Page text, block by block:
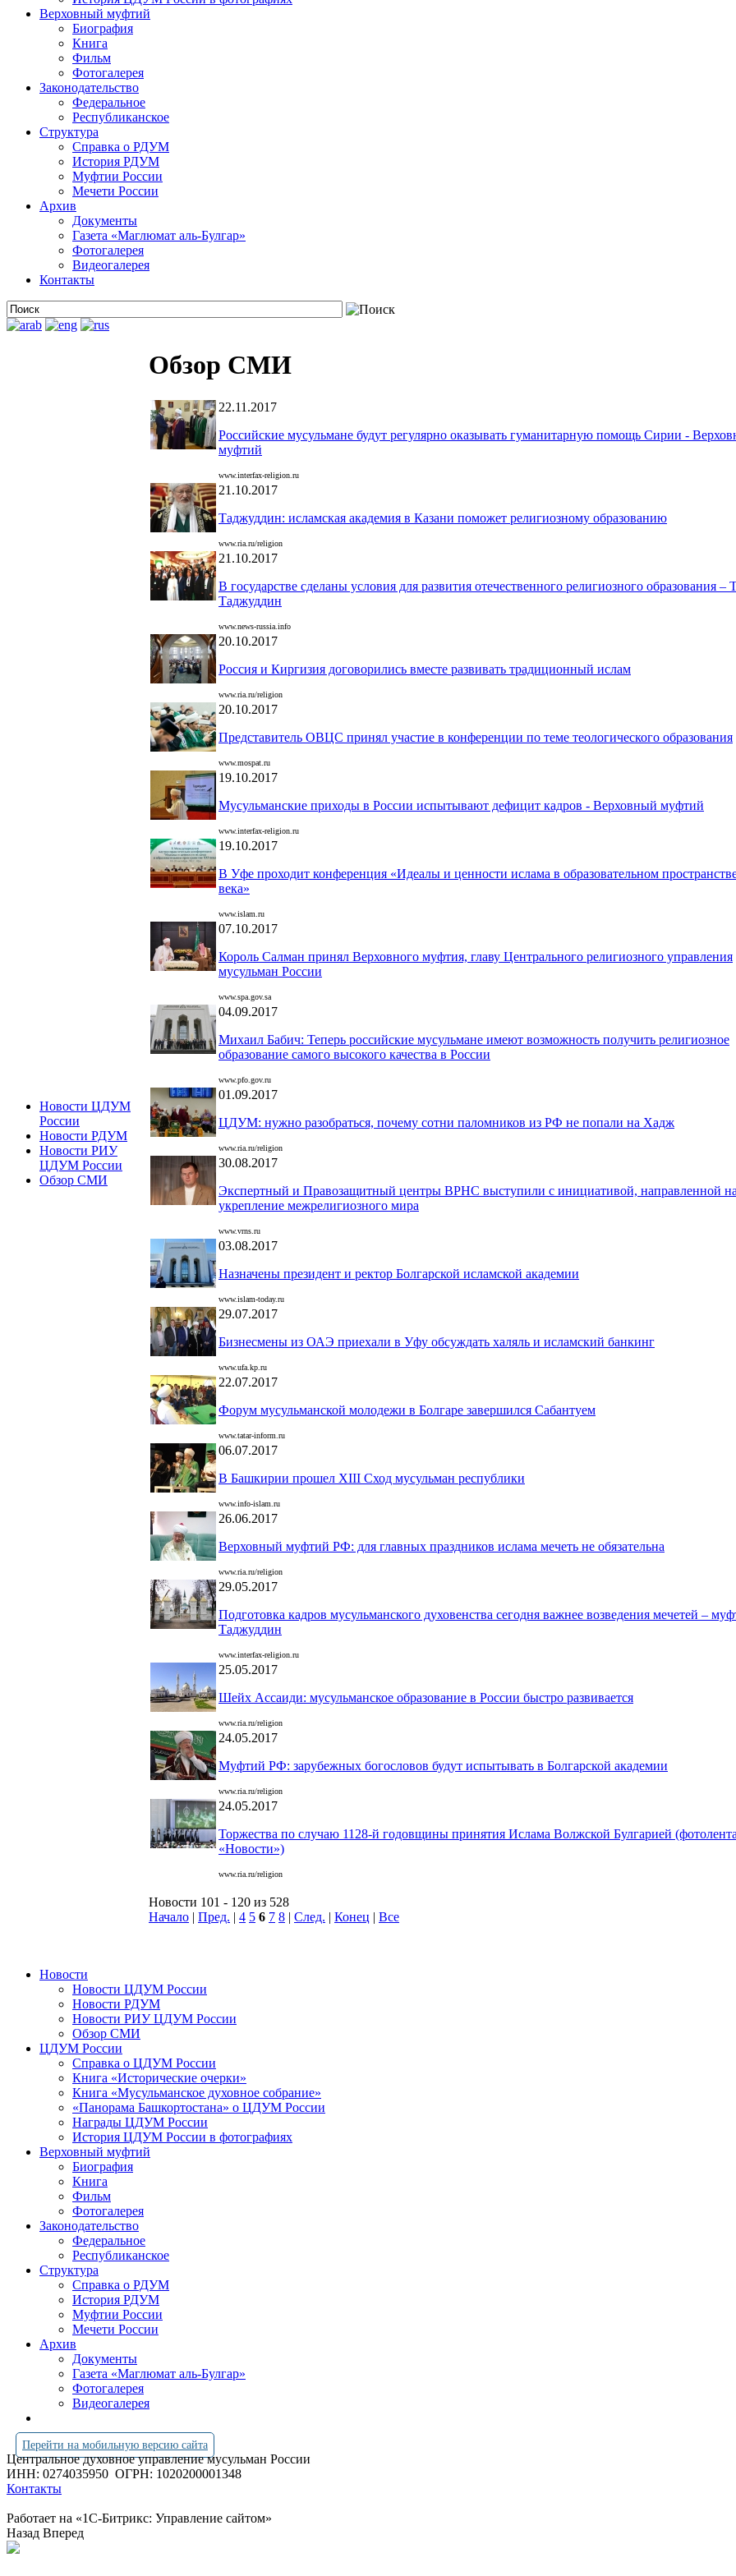
Верховный муфтий
Биография
Книга
Фильм
Фотогалерея
Законодательство
Федеральное
Республиканское
Структура
Справка о РДУМ
История РДУМ
Муфтии России
Мечети России
Архив
Документы
Газета «Маглюмат аль-Булгар»
Фотогалерея
Видеогалерея
Контакты
Новости ЦДУМ
России
Новости РДУМ
Новости РИУ
ЦДУМ России
Обзор СМИ
Обзор СМИ
22.11.2017
Российские мусульмане будут регулярно оказывать гуманитарную помощь Сирии -
муфтий
www.interfax-religion.ru
21.10.2017
Таджуддин: исламская академия в Казани поможет религиозному образованию
www.ria.ru/religion
21.10.2017
В государстве сделаны условия для развития отечественного религиозного образования –
Таджуддин
www.news-russia.info
20.10.2017
Россия и Киргизия договорились вместе развивать традиционный ислам
www.ria.ru/religion
20.10.2017
Представитель ОВЦС принял участие в конференции по теме теологического образования
www.mospat.ru
19.10.2017
Мусульманские приходы в России испытывают дефицит кадров - Верховный муфтий
www.interfax-religion.ru
19.10.2017
В Уфе проходит конференция «Идеалы и ценности ислама в образовательном
века»
www.islam.ru
07.10.2017
Король Салман принял Верховного муфтия, главу Центрального религиозного управления
мусульман России
www.spa.gov.sa
04.09.2017
Михаил Бабич: Теперь российские мусульмане имеют возможность получить религиозное
образование самого высокого качества в России
www.pfo.gov.ru
01.09.2017
ЦДУМ: нужно разобраться, почему сотни паломников из РФ не попали на Хадж
www.ria.ru/religion
30.08.2017
Экспертный и Правозащитный центры ВРНС выступили с инициативой, направленной на
укрепление межрелигиозного мира
www.vrns.ru
03.08.2017
Назначены президент и ректор Болгарской исламской академии
www.islam-today.ru
29.07.2017
Бизнесмены из ОАЭ приехали в Уфу обсуждать халяль и исламский банкинг
www.ufa.kp.ru
22.07.2017
Форум мусульманской молодежи в Болгаре завершился Сабантуем
www.tatar-inform.ru
06.07.2017
В Башкирии прошел XIII Сход мусульман республики
www.info-islam.ru
26.06.2017
Верховный муфтий РФ: для главных праздников ислама мечеть не обязательна
www.ria.ru/religion
29.05.2017
Подготовка кадров мусульманского духовенства сегодня важнее возведения мечетей –
Таджуддин
www.interfax-religion.ru
25.05.2017
Шейх Ассаиди: мусульманское образование в России быстро развивается
www.ria.ru/religion
24.05.2017
Муфтий РФ: зарубежных богословов будут испытывать в Болгарской академии
www.ria.ru/religion
24.05.2017
Торжества по случаю 1128-й годовщины принятия Ислама Волжской Булгарией
«Новости»)
www.ria.ru/religion
Новости 101 - 120 из 528
Начало | Пред. | 4 5 6 7 8 | След. | Конец | Все
Новости
Новости ЦДУМ России
Новости РДУМ
Новости РИУ ЦДУМ России
Обзор СМИ
ЦДУМ России
Справка о ЦДУМ России
Книга «Исторические очерки»
Книга «Мусульманское духовное собрание»
«Панорама Башкортостана» о ЦДУМ России
Награды ЦДУМ России
История ЦДУМ России в фотографиях
Верховный муфтий
Биография
Книга
Фильм
Фотогалерея
Законодательство
Федеральное
Республиканское
Структура
Справка о РДУМ
История РДУМ
Муфтии России
Мечети России
Архив
Документы
Газета «Маглюмат аль-Булгар»
Фотогалерея
Видеогалерея
Перейти на мобильную версию сайта
Центральное духовное управление мусульман России
ИНН: 0274035950 ОГРН: 1020200001348
Контакты
Работает на «1С-Битрикс: Управление сайтом»
Назад Вперед